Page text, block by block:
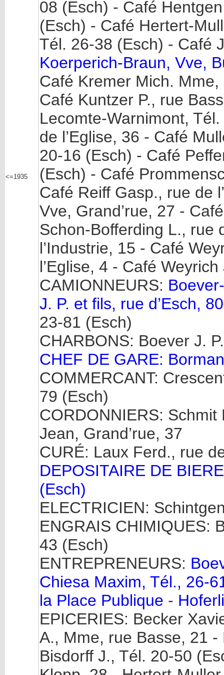
<=1935
08 (Esch) - Café
(Esch) - Café Hertert-
Tél. 26-38 (Esch) - Café
Koerperich-Braun, Vve,
Café Kremer Mich.
Café Kuntzer P., rue
Lecomte-Warnimont,
de l’Eglise, 36 - Café
20-16 (Esch) - Café
(Esch) - Café
Café Reiff Gasp., rue de
Vve, Grand’rue, 27 -
Schon-Bofferding L., rue
l’Industrie, 15 - Café
l’Eglise, 4 - Café
CAMIONNEURS:
J. P. et fils, rue d’Esch, 80
23-81 (Esch)
CHARBONS: Boever J.
CHEF DE GARE:
COMMERCANT:
79 (Esch)
CORDONNIERS: Schmit
Jean, Grand’rue, 37
CURÉ: Laux Ferd., rue
DEPOSITAIRE DE
(Esch)
ELECTRICIEN:
ENGRAIS CHIMIQUES:
43 (Esch)
ENTREPRENEURS:
Chiesa Maxim, Tél., 26-
la Place Publique -
EPICERIES: Becker
A., Mme, rue Basse, 21 -
Bisdorff J., Tél. 20-50